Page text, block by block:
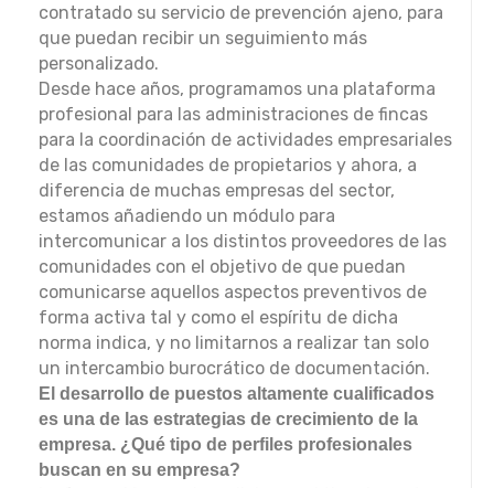
contratado su servicio de prevención ajeno, para
que puedan recibir un seguimiento más
personalizado.
Desde hace años, programamos una plataforma
profesional para las administraciones de fincas
para la coordinación de actividades empresariales
de las comunidades de propietarios y ahora, a
diferencia de muchas empresas del sector,
estamos añadiendo un módulo para
intercomunicar a los distintos proveedores de las
comunidades con el objetivo de que puedan
comunicarse aquellos aspectos preventivos de
forma activa tal y como el espíritu de dicha
norma indica, y no limitarnos a realizar tan solo
un intercambio burocrático de documentación.
El desarrollo de puestos altamente cualificados
es una de las estrategias de crecimiento de la
empresa. ¿Qué tipo de perfiles profesionales
buscan en su empresa?